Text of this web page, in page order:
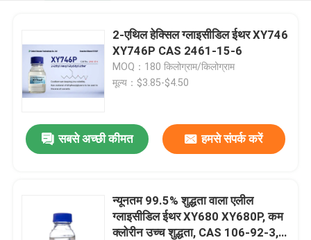
2-एथिल हेक्सिल ग्लाइसीडिल ईथर XY746
XY746P CAS 2461-15-6
MOQ：180 किलोग्राम/किलोग्राम
मूल्य：$3.85-$4.50
सबसे अच्छी कीमत हमसे संपर्क करें
न्यूनतम 99.5% शुद्धता वाला एलील
ग्लाइसीडिल ईथर XY680 XY680P, कम
क्लोरीन उच्च शुद्धता, CAS 106-92-3,